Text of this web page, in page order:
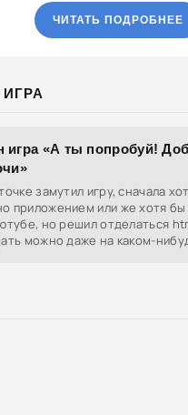
ЧИТАТЬ ПОДРОБНЕЕ
игра «А ты попробуй!
замутил игру, сначала
приложением или же хотя
но решил отделаться
можно даже на каком-